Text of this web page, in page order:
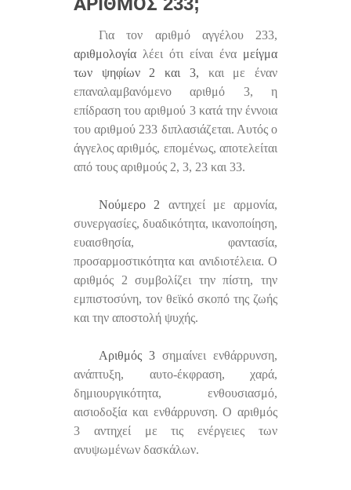
Για τον αριθμό αγγέλου 233,
αριθμολογία λέει ότι είναι ένα μείγμα
των ψηφίων 2 και 3, και με έναν
επαναλαμβανόμενο αριθμό 3, η
επίδραση του αριθμού 3 κατά την έννοια
του αριθμού 233 διπλασιάζεται. Αυτός ο
άγγελος αριθμός, επομένως, αποτελείται
από τους αριθμούς 2, 3, 23 και 33.
Νούμερο 2 αντηχεί με αρμονία,
συνεργασίες, δυαδικότητα, ικανοποίηση,
ευαισθησία, φαντασία,
προσαρμοστικότητα και ανιδιοτέλεια. Ο
αριθμός 2 συμβολίζει την πίστη, την
εμπιστοσύνη, τον θεϊκό σκοπό της ζωής
και την αποστολή ψυχής.
Αριθμός 3 σημαίνει ενθάρρυνση,
ανάπτυξη, αυτο-έκφραση, χαρά,
δημιουργικότητα, ενθουσιασμό,
αισιοδοξία και ενθάρρυνση. Ο αριθμός
3 αντηχεί με τις ενέργειες των
ανυψωμένων δασκάλων.